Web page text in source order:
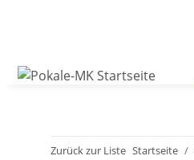
Zurück zur Liste Startseite